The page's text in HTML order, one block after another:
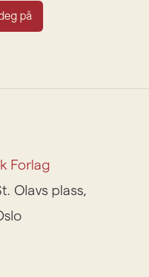
på
Forlag
Olavs plass,